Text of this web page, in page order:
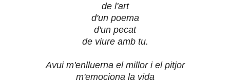
de l'art
d'un poema
d'un pecat
de viure amb tu.
Avui m'enlluerna el millor i el pitjor
m'emociona la vida